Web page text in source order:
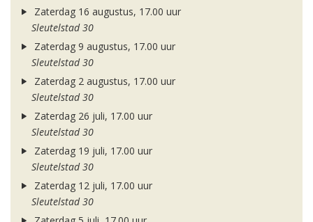
Zaterdag 16 augustus, 17.00 uur
Sleutelstad 30
Zaterdag 9 augustus, 17.00 uur
Sleutelstad 30
Zaterdag 2 augustus, 17.00 uur
Sleutelstad 30
Zaterdag 26 juli, 17.00 uur
Sleutelstad 30
Zaterdag 19 juli, 17.00 uur
Sleutelstad 30
Zaterdag 12 juli, 17.00 uur
Sleutelstad 30